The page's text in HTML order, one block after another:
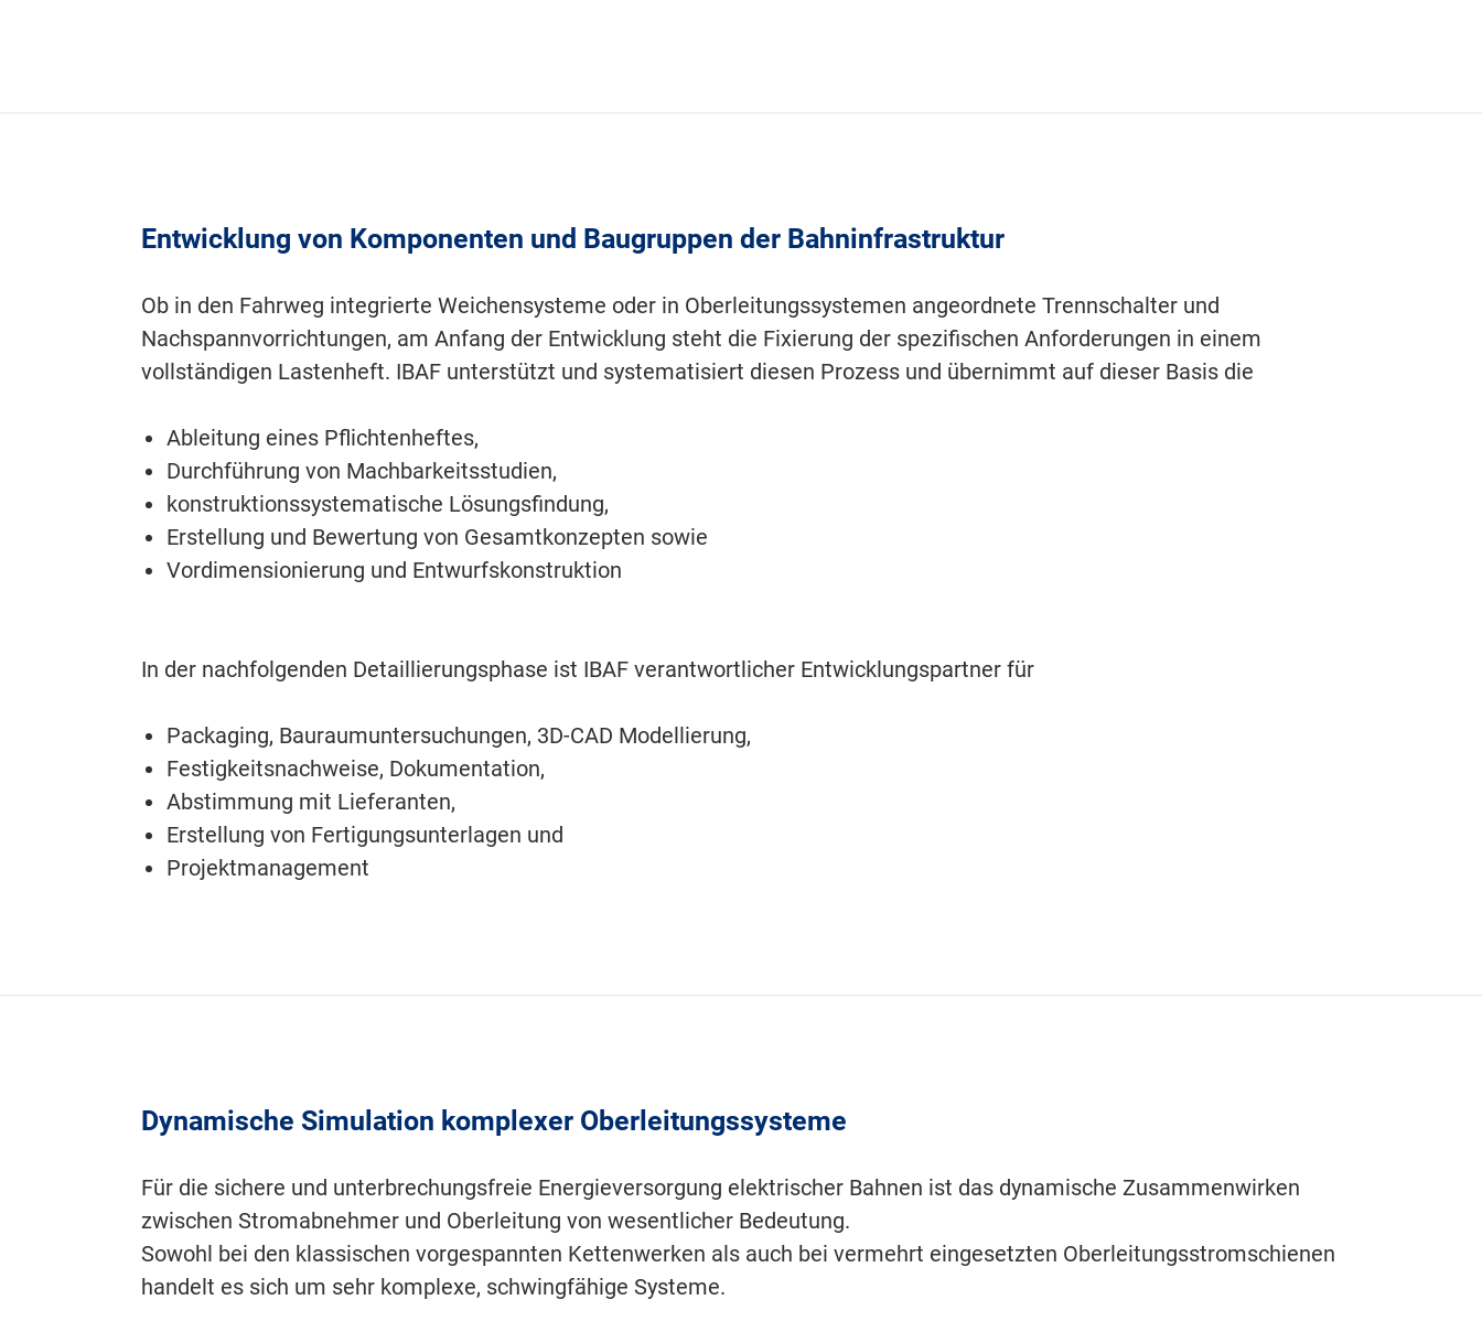
Entwicklung von Komponenten und Baugruppen der Bahninfrastruktur
Ob in den Fahrweg integrierte Weichensysteme oder in Oberleitungssystemen angeordnete Trennschalter und
Nachspannvorrichtungen, am Anfang der Entwicklung steht die Fixierung der spezifischen Anforderungen in einem
vollständigen Lastenheft. IBAF unterstützt und systematisiert diesen Prozess und übernimmt auf dieser Basis die
Ableitung eines Pflichtenheftes,
Durchführung von Machbarkeitsstudien,
konstruktionssystematische Lösungsfindung,
Erstellung und Bewertung von Gesamtkonzepten sowie
Vordimensionierung und Entwurfskonstruktion
In der nachfolgenden Detaillierungsphase ist IBAF verantwortlicher Entwicklungspartner für
Packaging, Bauraumuntersuchungen, 3D-CAD Modellierung,
Festigkeitsnachweise, Dokumentation,
Abstimmung mit Lieferanten,
Erstellung von Fertigungsunterlagen und
Projektmanagement
Dynamische Simulation komplexer Oberleitungssysteme
Für die sichere und unterbrechungsfreie Energieversorgung elektrischer Bahnen ist das dynamische Zusammenwirken
zwischen Stromabnehmer und Oberleitung von wesentlicher Bedeutung.
Sowohl bei den klassischen vorgespannten Kettenwerken als auch bei vermehrt eingesetzten Oberleitungsstromschienen
handelt es sich um sehr komplexe, schwingfähige Systeme.